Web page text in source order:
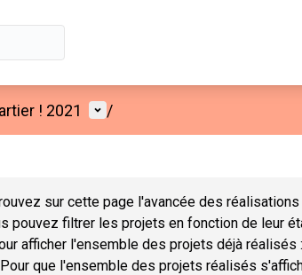
! 2021 Menu utilisateur
/
sur cette page l'avancée des
pouvez filtrer les projets en fonction de leur
afficher l'ensemble des projets déjà
que l'ensemble des projets réalisés